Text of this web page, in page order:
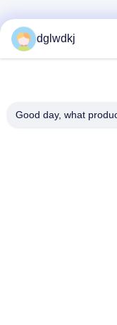
dglwdkj
Good day, what